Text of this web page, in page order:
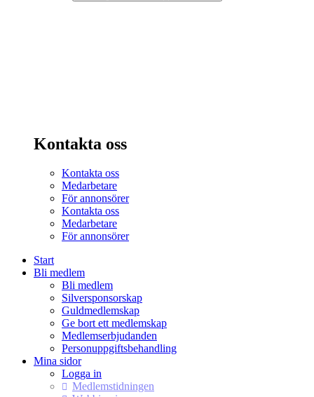
Kontakta oss
Kontakta oss
Medarbetare
För annonsörer
Kontakta oss
Medarbetare
För annonsörer
Start
Bli medlem
Bli medlem
Silversponsorskap
Guldmedlemskap
Ge bort ett medlemskap
Medlemserbjudanden
Personuppgiftsbehandling
Mina sidor
Logga in
Medlemstidningen